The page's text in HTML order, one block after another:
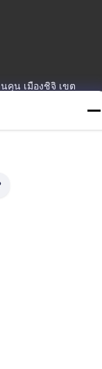
คุน เมืองชิจิ เขต